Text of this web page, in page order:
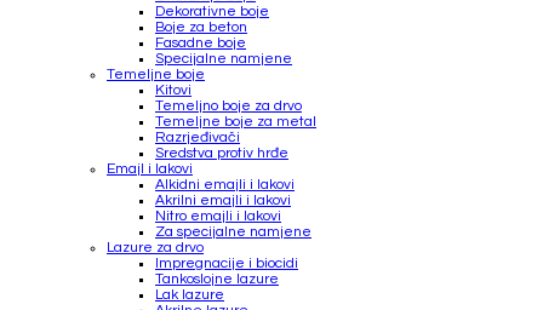
Dekorativne boje
Boje za beton
Fasadne boje
Specijalne namjene
Temeljne boje
Kitovi
Temeljno boje za drvo
Temeljne boje za metal
Razrjeđivači
Sredstva protiv hrđe
Emajl i lakovi
Alkidni emajli i lakovi
Akrilni emajli i lakovi
Nitro emajli i lakovi
Za specijalne namjene
Lazure za drvo
Impregnacije i biocidi
Tankoslojne lazure
Lak lazure